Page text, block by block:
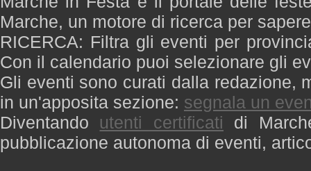
Marche, un motore di ricerca per
RICERCA: Filtra gli eventi per
Con il calendario puoi selezionare gli
Gli eventi sono curati dalla redazione,
in un'apposita sezione: segnala un
Diventando utenti certificati di
pubblicazione autonoma di eventi,